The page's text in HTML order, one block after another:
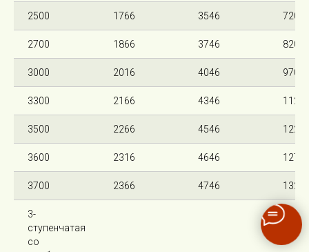
2500 1766 3546 720
2700 1866 3746 820
3000 2016 4046 970
3300 2166 4346 1120
3500 2266 4546 1220
3600 2316 4646 1270
3700 2366 4746 1320
3-
ступенчатая
со